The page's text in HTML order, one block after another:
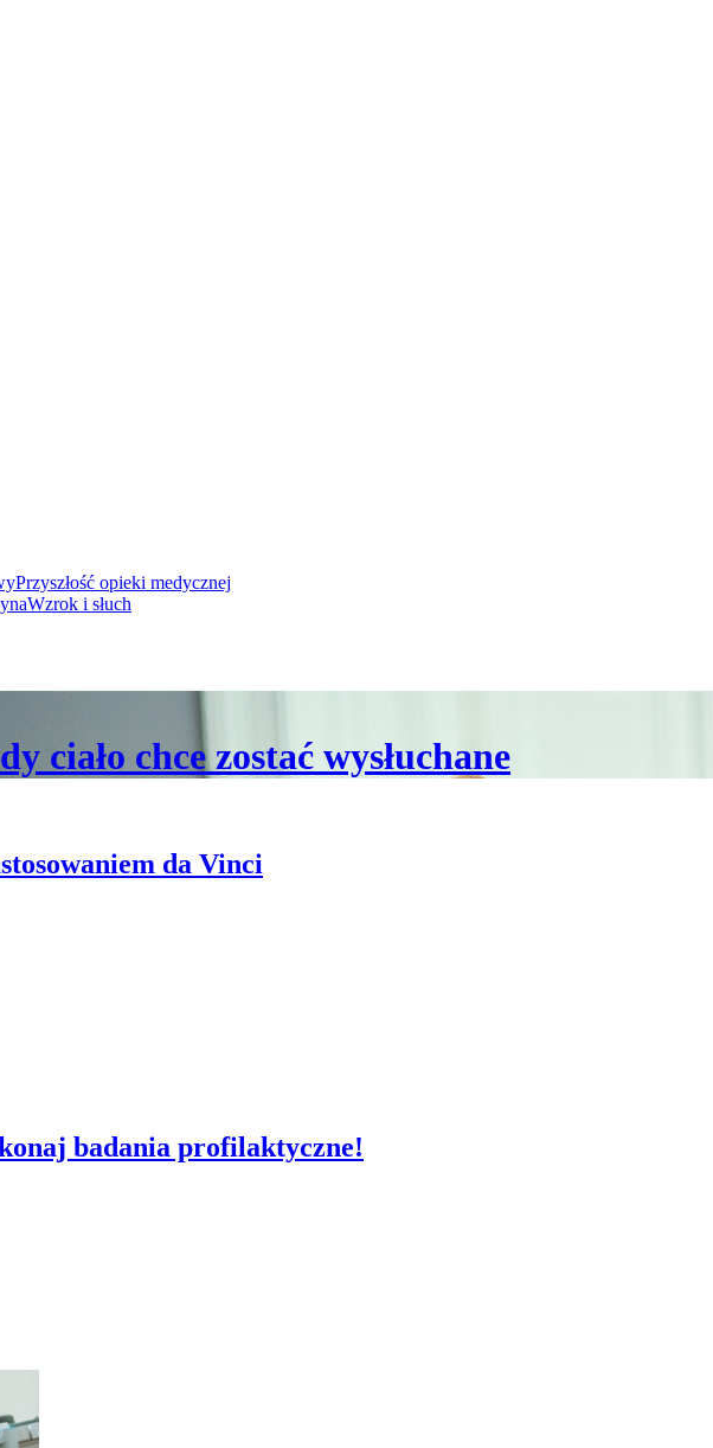
Przyszłość opieki medycznej
Wzrok i słuch
ciało chce zostać wysłuchane
da Vinci
badania profilaktyczne!